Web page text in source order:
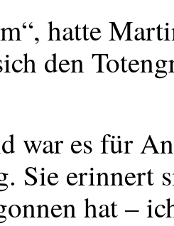
hatte
den
war es für
Sie erinnert
hat –